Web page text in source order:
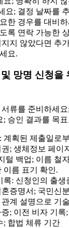
요; 결정 날짜를
한 경우를 대비하
록 연락 가능한
지 않았다면 추
요.
망명 신청을
류를 준비하세
승인 결과를 목
계획된 제출일로
; 생체정보 페이
털 백업; 이름 철
이름 표기 확인.
록: 신청인의 출생
증명서; 국민신
계 설명으로 기
; 이전 비자 기록
; 합법 체류 기간